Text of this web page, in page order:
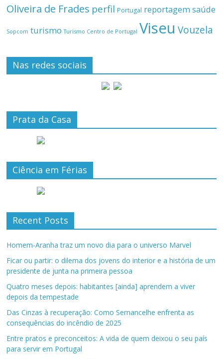
Oliveira de Frades perfil Portugal reportagemsaúde
Sopcom turismo Turismo Centro de Portugal Viseu Vouzela
Nas redes sociais
Prata da Casa
Ciência em Férias
Recent Posts
Homem-Aranha traz um novo dia para o universo Marvel
Ficar ou partir: o dilema dos jovens do interior e a história de um
presidente de junta na primeira pessoa
Quatro meses depois: habitantes [ainda] aprendem a viver
depois da tempestade
Das Cinzas à recuperação: Como Sernancelhe enfrenta as
consequências do incêndio de 2025
Entre pratos e preconceitos: A vida de quem deixou o seu país
para servir em Portugal